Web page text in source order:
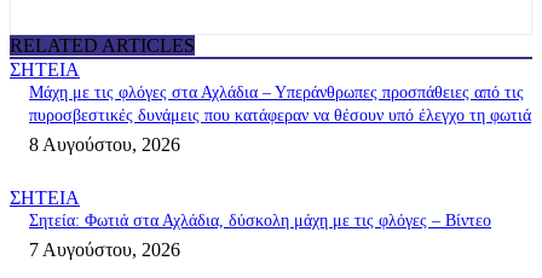
RELATED ARTICLES
ΣΗΤΕΙΑ
Μάχη με τις φλόγες στα Αχλάδια – Υπεράνθρωπες προσπάθειες από τις
πυροσβεστικές δυνάμεις που κατάφεραν να θέσουν υπό έλεγχο τη φωτιά
8 Αυγούστου, 2026
ΣΗΤΕΙΑ
Σητεία: Φωτιά στα Αχλάδια, δύσκολη μάχη με τις φλόγες – Βίντεο
7 Αυγούστου, 2026